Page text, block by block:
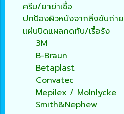
ครีม/ยาฆ่าเชื้อ
ปกป้องผิวหนังจากสิ่งขับถ่าย
แผ่นปิดแผลกดทับ/เรื้อรัง
3M
B-Braun
Betaplast
Convatec
Mepilex / Molnlycke
Smith&Nephew